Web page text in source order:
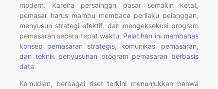
modern. Karena persaingan pasar semakin ketat,
pemasar harus mampu membaca perilaku pelanggan,
menyusun strategi efektif, dan mengeksekusi program
pemasaran secara tepat waktu. Pelatihan ini membahas
konsep pemasaran strategis, komunikasi pemasaran,
dan teknik penyusunan program pemasaran berbasis
data.
Kemudian, berbagai riset terkini menunjukkan bahwa